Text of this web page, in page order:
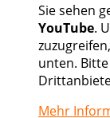
Sie sehen
YouTube.
unten.
Mehr